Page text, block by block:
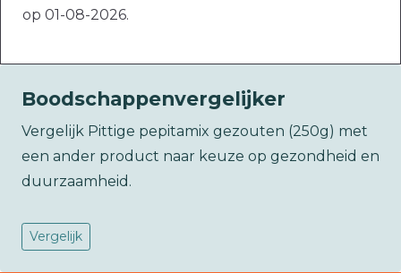
op 01-08-2026.
Boodschappenvergelijker
Vergelijk Pittige pepitamix gezouten (250g) met
een ander product naar keuze op gezondheid en
duurzaamheid.
Vergelijk